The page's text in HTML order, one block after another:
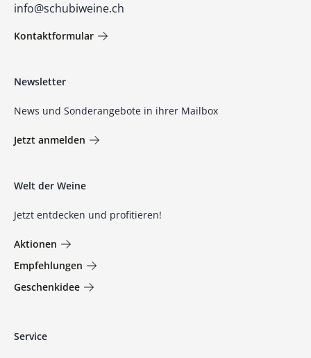
info@schubiweine.ch
Kontaktformular
Newsletter
News und Sonderangebote in ihrer Mailbox
Jetzt anmelden
Welt der Weine
Jetzt entdecken und profitieren!
Aktionen
Empfehlungen
Geschenkidee
Service